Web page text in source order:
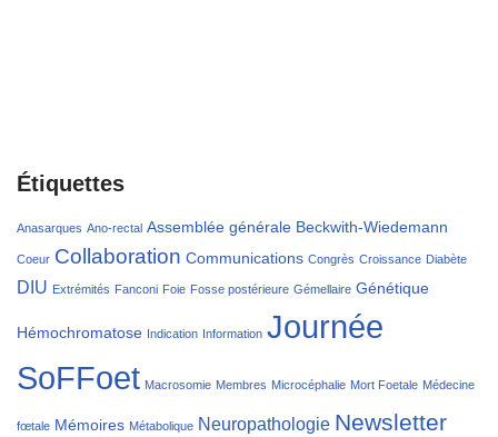
Étiquettes
Anasarques Ano-rectal Assemblée générale Beckwith-Wiedemann
Coeur Collaboration Communications Congrès Croissance Diabète
DIU Extrémités Fanconi Foie Fosse postérieure Gémellaire Génétique
Hémochromatose Indication Information Journée
SoFFoet Macrosomie Membres Microcéphalie Mort Foetale Médecine
fœtale Mémoires Métabolique Neuropathologie Newsletter